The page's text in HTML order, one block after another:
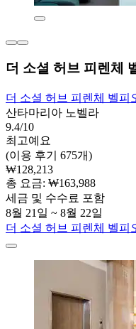
더 소셜 허브 피렌체
더 소셜 허브 피렌체 벨피
산타마리아 노벨라
9.4/10
최고예요
(이용 후기 675개)
₩128,213
총 요금: ₩163,988
세금 및 수수료 포함
8월 21일 ~ 8월 22일
더 소셜 허브 피렌체 벨피